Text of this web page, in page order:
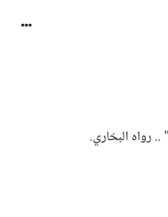
رواه البخاري.